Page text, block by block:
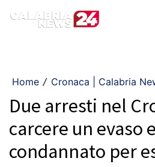
Home / Cronaca | Calabria
Due arresti nel
carcere un evaso
condannato per